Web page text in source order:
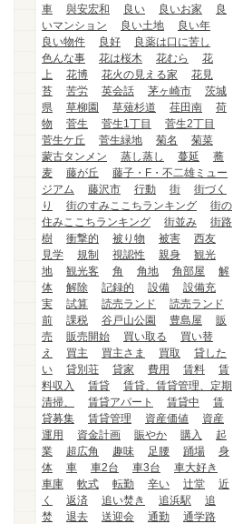
車
與安宏和 良い 良いお家
良
いマンション
良い土地
良い年
良い物件
良好
良薬は口に苦し
色んな事
花は桜木 花むら
花
上
花博 花火の見える家
花見
苔
苦労 英会話 茅ヶ崎市
茨城
県
草柳園 草薙杉道 荏田南
荷
物
菅生 菅生1丁目
菅生2丁目
菅生ケ丘
菅生緑地 菊名
菊菜
蒙古タンメン
蒸し蒸し 蔓延
蕎
麦
藤が丘
藤子・F・不二雄ミュー
ジアム
藤沢市 行動 街
街づく
り
街のすみここちランキング
街の
住みここちランキング
街並み
街路
樹
衝撃的 被り物 被害
西友
見学
規制 視認性 親身
観光
地
観光客 角 角地 角部屋
解
体
解除 記録的 設備
設備充
実
試算 読売ランド
読売ランド
前
課税 谷戸山公園 豊島屋
販
売
販売開始 買い取る
買い替
え
買主 買主さま 買取
貸した
い
貸別荘 貸家 費用 賃料
賃
料収入
賃貸
賃貸、賃貸管理、定期
清掃、
賃貸アパート 賃貸中
賃
貸募集
賃貸管理 資産価値
資産
運用
資金計画 賑やか 購入
起
業
超広角 趣味 足腰 踊場
身
体
車 車2台 車3台
車大好き
車庫
軟式 転勤 辛い 辻堂
近
く
返済 追い焚き 追浜駅
追
焚
退去 送迎会 通勤
通学路